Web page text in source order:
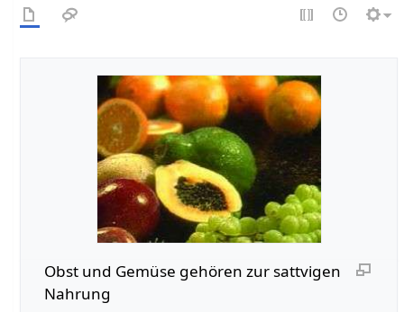
Obst und Gemüse gehören zur sattvigen
Nahrung